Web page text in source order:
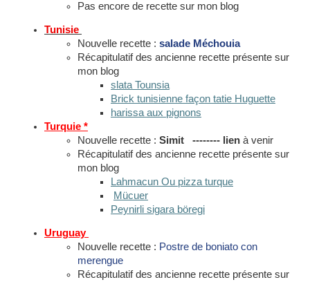
Pas encore de recette sur mon blog
Tunisie
Nouvelle recette : salade Méchouia
Récapitulatif des ancienne recette présente sur
mon blog
slata Tounsia
Brick tunisienne façon tatie Huguette
harissa aux pignons
Turquie *
Nouvelle recette : Simit -------- lien à venir
Récapitulatif des ancienne recette présente sur
mon blog
Lahmacun Ou pizza turque
Mücuer
Peynirli sigara böregi
Uruguay
Nouvelle recette : Postre de boniato con
merengue
Récapitulatif des ancienne recette présente sur